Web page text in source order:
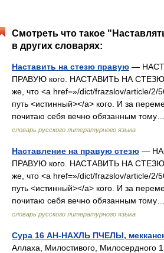
Смотреть что такое
в других словарях:
Наставить на стезю правую —
ПРАВУЮ кого. НАСТАВИТЬ НА СТЕЗЮ
же, что <a href=»/dict/frazslov/article/2/
путь <истинный></a> кого. И за
почитаю себя вечно обязанным
словарь русского литературного языка
Наставление на правую стезю —
ПРАВУЮ кого. НАСТАВИТЬ НА СТЕЗЮ
же, что <a href=»/dict/frazslov/article/2/
путь <истинный></a> кого. И за
почитаю себя вечно обязанным
словарь русского литературного языка
Сура 16 АН-НАХЛЬ ПЧЕЛЫ,
Аллаха, Милостивого, Милосердного